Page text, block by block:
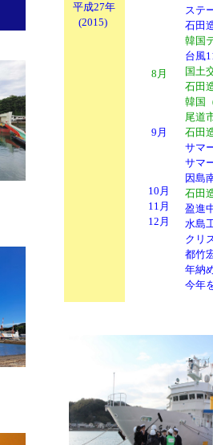
平成27年
(2015)
8月
9月
10月
11月
12月
ステ
石田
韓国
台風
国土
石田
韓国
尾道
石田
サマ
サマ
因島
石田
盈進
水島
クリ
都竹
年納
今年